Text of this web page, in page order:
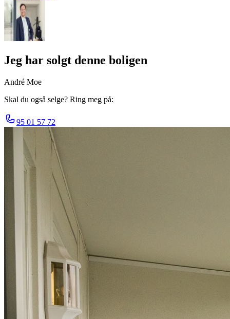
Jeg har solgt denne boligen
André Moe
Skal du også selge? Ring meg på:
95 01 57 72